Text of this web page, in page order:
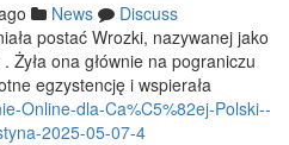
News
Discuss
postać Wrozki, nazywanej jako
Żyła ona głównie na pograniczu
egzystencję i wspierała
Online-dla-Ca%C5%82ej-Polski--
2025-05-07-4